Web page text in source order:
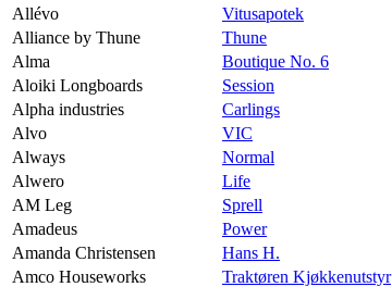
Allévo
Vitusapotek
Alliance by Thune
Thune
Alma
Boutique No. 6
Aloiki Longboards
Session
Alpha industries
Carlings
Alvo
VIC
Always
Normal
Alwero
Life
AM Leg
Sprell
Amadeus
Power
Amanda Christensen
Hans H.
Amco Houseworks
Traktøren Kjøkkenutstyr